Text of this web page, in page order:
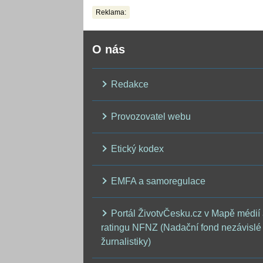
Reklama:
O nás
Redakce
Provozovatel webu
Etický kodex
EMFA a samoregulace
Portál ŽivotvČesku.cz v Mapě médií
ratingu NFNZ (Nadační fond nezávislé
žurnalistiky)